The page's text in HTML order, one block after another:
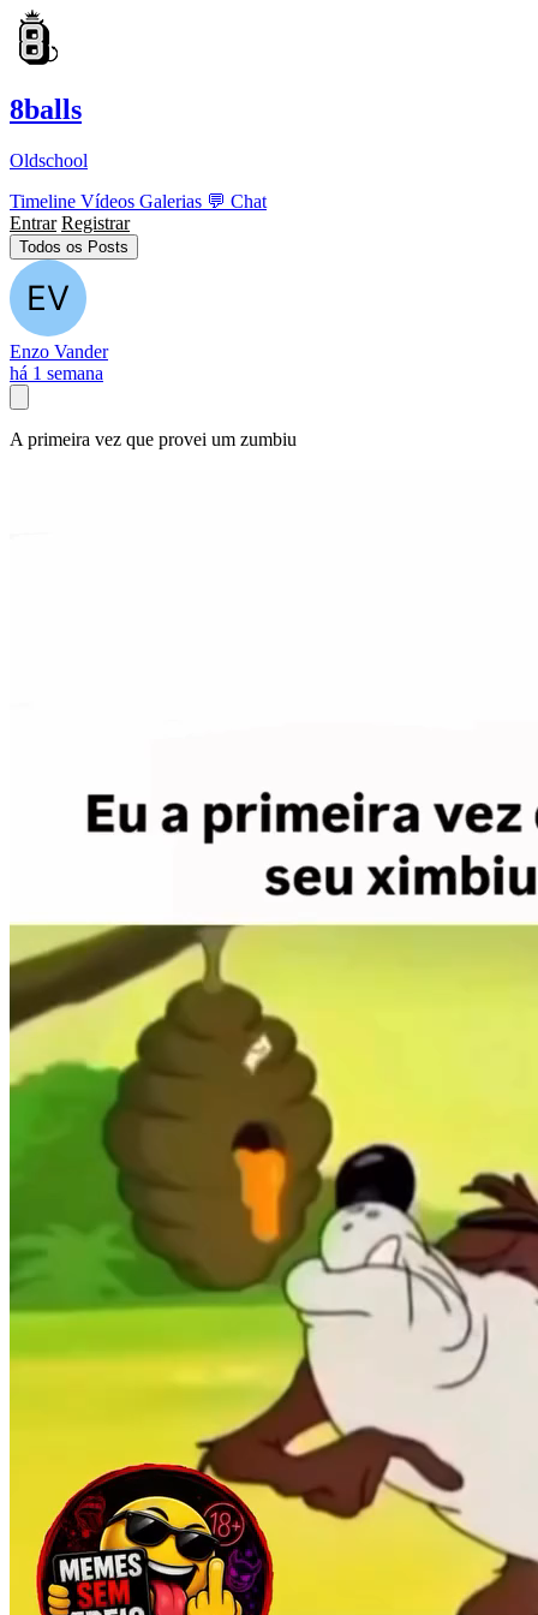
8balls
Oldschool
Timeline Vídeos Galerias 💬 Chat
Entrar Registrar
Todos os Posts
Enzo Vander
há 1 semana
A primeira vez que provei um zumbiu